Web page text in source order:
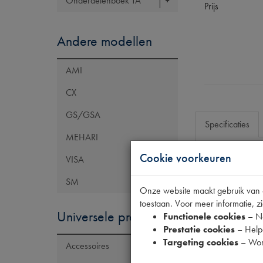
Andere modellen
AMI
CX
GS/GSA
MEHARI
VISA
SM
Universele producten
Accessoires
Prijs
Specificaties
Model Citroën
Artikelcode JF
Tecdoc
Tecdoc
Cookie voorkeuren
Onze website maakt gebruik
toestaan. Voor meer informatie,
Functionele cookies –
Prestatie cookies –
Targeting cookies –